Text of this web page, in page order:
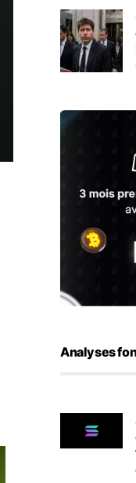
Analyses